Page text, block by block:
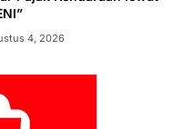
4, 2026